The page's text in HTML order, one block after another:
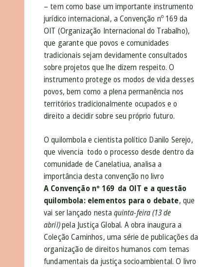
– tem como base um importante instrumento
jurídico internacional, a Convenção nº 169 da
OIT (Organização Internacional do Trabalho),
que garante que povos e comunidades
tradicionais sejam devidamente consultados
sobre projetos que lhe dizem respeito.O
instrumento protege os modos de vida desses
povos, bem como a plena permanência nos
territórios tradicionalmente ocupados e o
direito a decidir sobre seu próprio futuro.
O quilombola e cientista político Danilo Serejo,
que vivencia todo o processo desde dentro da
comunidade de Canelatiua, analisa a
importância desta convenção no livro
A Convenção nº 169 da OIT e a questão
quilombola: elementos para o debate, que
vai ser lançado nesta quinta-feira (13 de
abril)pela Justiça Global. A obra inaugura a
Coleção Caminhos, uma série de publicações da
organização de direitos humanos com temas
fundamentais da justiça socioambiental. O livro